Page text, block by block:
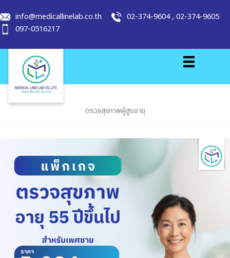
info@medicallinelab.co.th 02-374-9604, 02-374-9605
097-0516217
ตรวจสุขภาพผู้สูงอายุ